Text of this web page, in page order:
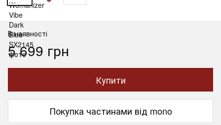
В наявності
5 699 грн
Купити
Покупка частинами від mono